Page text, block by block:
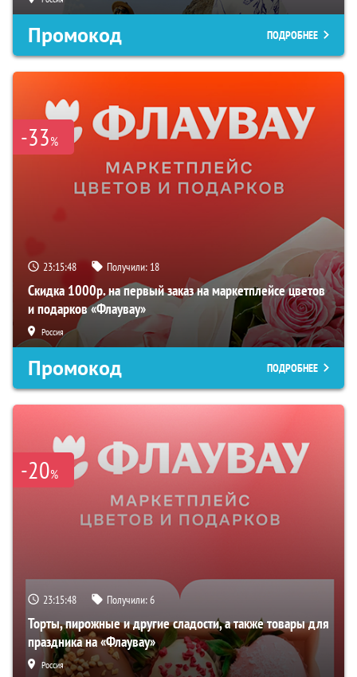
Промокод ПОДРОБНЕЕ
-33%
23:15:47 Получили: 18
Скидка 1000р. на первый заказ на маркетплейсе цветов
и подарков «Флаувау»
Россия
Промокод ПОДРОБНЕЕ
-20%
23:15:47 Получили:6
Торты, пирожные и другие сладости, а также товары для
праздника на «Флаувау»
Россия